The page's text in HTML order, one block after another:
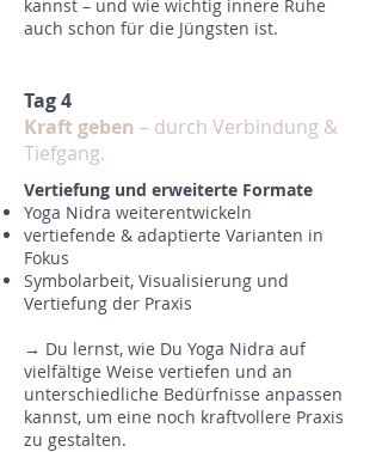
kannst – und wie wichtig innere Ruhe
auch schon für die Jüngsten ist.
Tag 4
Kraft geben – durch Verbindung &
Tiefgang.
Vertiefung und erweiterte Formate
Yoga Nidra weiterentwickeln
vertiefende & adaptierte Varianten in
Fokus
Symbolarbeit, Visualisierung und
Vertiefung der Praxis
→ Du lernst, wie Du Yoga Nidra auf
vielfältige Weise vertiefen und an
unterschiedliche Bedürfnisse anpassen
kannst, um eine noch kraftvollere Praxis
zu gestalten.